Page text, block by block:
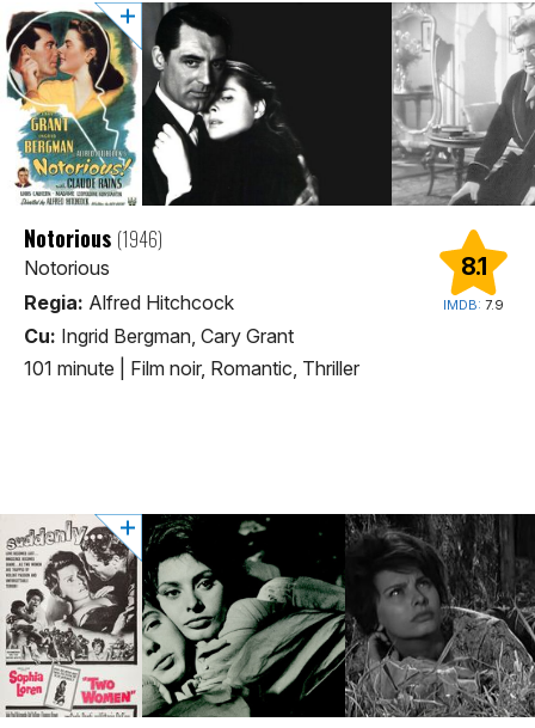
8.1
IMDB: 7.9
Notorious (1946)
Notorious
Regia: Alfred Hitchcock
Cu: Ingrid Bergman, Cary Grant
101 minute
Film noir, Romantic, Thriller